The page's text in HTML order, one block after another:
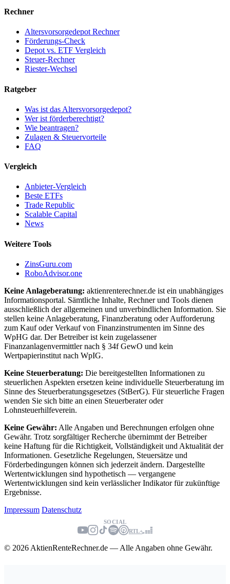
Rechner
Altersvorsorgedepot Rechner
Förderungs-Check
Depot vs. ETF Vergleich
Steuer-Rechner
Riester-Wechsel
Ratgeber
Was ist das Altersvorsorgedepot?
Wer ist förderberechtigt?
Wie beantragen?
Zulagen & Steuervorteile
FAQ
Vergleich
Anbieter-Vergleich
Beste ETFs
Trade Republic
Scalable Capital
News
Weitere Tools
ZinsGuru.com
RoboAdvisor.one
Keine Anlageberatung: aktienrenterechner.de ist ein unabhängiges
Informationsportal. Sämtliche Inhalte, Rechner und Tools dienen
ausschließlich der allgemeinen und unverbindlichen Information. Sie
stellen keine Anlageberatung, Finanzberatung oder Aufforderung
zum Kauf oder Verkauf von Finanzinstrumenten im Sinne des
WpHG dar. Der Betreiber ist kein zugelassener
Finanzanlagenvermittler nach § 34f GewO und kein
Wertpapierinstitut nach WpIG.
Keine Steuerberatung: Die bereitgestellten Informationen zu
steuerlichen Aspekten ersetzen keine individuelle Steuerberatung im
Sinne des Steuerberatungsgesetzes (StBerG). Für steuerliche Fragen
wenden Sie sich bitte an einen Steuerberater oder
Lohnsteuerhilfeverein.
Keine Gewähr: Alle Angaben und Berechnungen erfolgen ohne
Gewähr. Trotz sorgfältiger Recherche übernimmt der Betreiber
keine Haftung für die Richtigkeit, Vollständigkeit und Aktualität der
Informationen. Gesetzliche Regelungen, Steuersätze und
Förderbedingungen können sich jederzeit ändern. Dargestellte
Wertentwicklungen sind hypothetisch — vergangene
Wertentwicklungen sind kein verlässlicher Indikator für zukünftige
Ergebnisse.
Impressum Datenschutz
SOCIAL
RTL+
© 2026 AktienRenteRechner.de — Alle Angaben ohne Gewähr.